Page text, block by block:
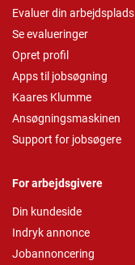
Evaluer din arbejdsplads
Se evalueringer
Opret profil
Apps til jobsøgning
Kaares Klumme
Ansøgningsmaskinen
Support for jobsøgere
For arbejdsgivere
Din kundeside
Indryk annonce
Jobannoncering